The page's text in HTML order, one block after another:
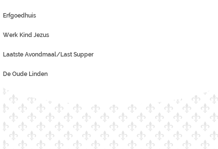
Erfgoedhuis
Werk Kind Jezus
Laatste Avondmaal/Last Supper
De Oude Linden